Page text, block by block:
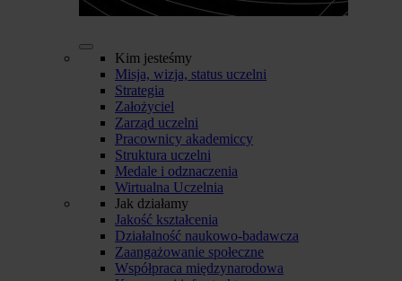
Kim jesteśmy
Misja, wizja, status uczelni
Strategia
Założyciel
Zarząd uczelni
Pracownicy akademiccy
Struktura uczelni
Medale i odznaczenia
Wirtualna Uczelnia
Jak działamy
Jakość kształcenia
Działalność naukowo-badawcza
Zaangażowanie społeczne
Współpraca międzynarodowa